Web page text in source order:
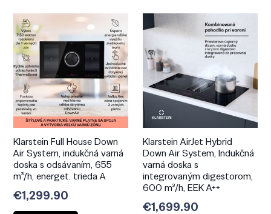
Klarstein Full House Down
Air System, indukčná varná
doska s odsávaním, 655
m³/h, energet. trieda A
€1,299.90
Klarstein AirJet Hybrid
Down Air System, Indukčná
varná doska s
integrovaným digestorom,
600 m³/h, EEK A++
€1,699.90